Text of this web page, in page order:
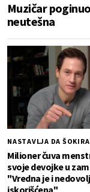
Muzičar
neutešna
NASTAVLJA DA ŠOKIRA
Milioner čuva
svoje devojke u
"Vredna je i
iskorišćena"